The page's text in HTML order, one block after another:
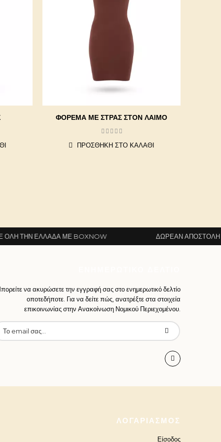
ΦΟΡΕΜΑ ΜΕ ΣΤΡΑΣ ΣΤΟΝ ΛΑΙΜΟ
ΠΡΟΣΘΉΚΗ ΣΤΟ ΚΑΛΆΘΙ
ΜΕ BOXNOW ΔΩΡΕΆΝ ΑΠΟΣΤΟΛΉ ΣΕ ΌΛΗ
να ακυρώσετε την εγγραφή σας στο ενημερωτικό δελτίο
οποτεδήποτε. Για να δείτε πώς, ανατρέξτε στα στοιχεία
επικοινωνίας στην Ανακοίνωση Νομικού Περιεχομένου.
ΛΟΓΑΡΙΑΣΜΌΣ
Είσοδος